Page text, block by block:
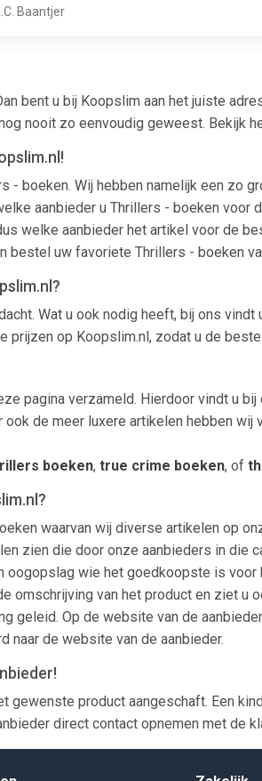
Baantjer
bent u bij Koopslim aan het juiste
nooit zo eenvoudig geweest. Bekijk
- boeken. Wij hebben namelijk een zo
aanbieder u Thrillers - boeken
welke aanbieder het artikel voor de
bestel uw favoriete Thrillers - boeken
Wat u ook nodig heeft, bij ons
prijzen op Koopslim.nl, zodat u de
pagina verzameld. Hierdoor vindt u
de meer luxere artikelen hebben
boeken, true crime boeken, of
waarvan wij diverse artikelen op
zien die door onze aanbieders in
wie het goedkoopste is
van het product en ziet u
geleid. Op de website van de
naar de website van de aanbieder.
product aangeschaft. Een
direct contact opnemen met de